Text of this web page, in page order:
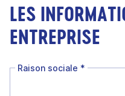
LES
ENTREPRISE
Raison sociale *